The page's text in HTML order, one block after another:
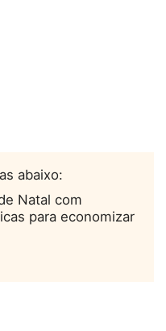
abaixo:
Natal com
para economizar